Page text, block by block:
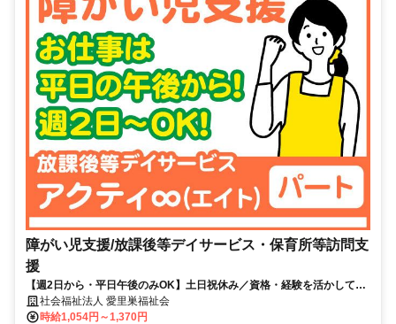
障がい児支援/放課後等デイサービス・保育所等訪問支
援
【週2日から・平日午後のみOK】土日祝休み／資格・経験を活かしてブ
ランクからの復帰も歓迎！
社会福祉法人 愛里巣福祉会
時給1,054円～1,370円